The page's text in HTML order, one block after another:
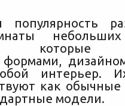
популярность
которые
интерьер.
как
модели.